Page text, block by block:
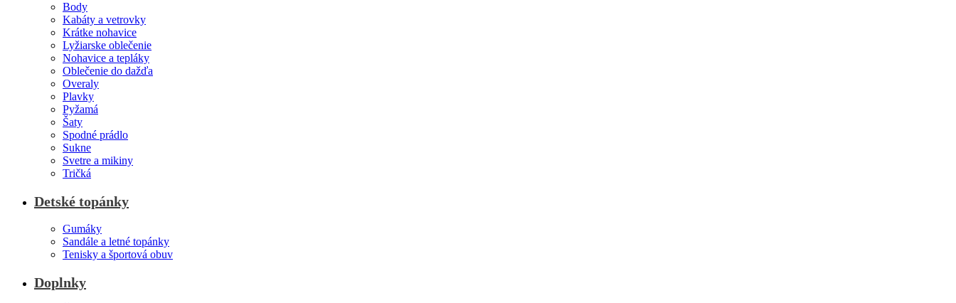
Body
Kabáty a vetrovky
Krátke nohavice
Lyžiarske oblečenie
Nohavice a tepláky
Oblečenie do dažďa
Overaly
Plavky
Pyžamá
Šaty
Spodné prádlo
Sukne
Svetre a mikiny
Tričká
Detské topánky
Gumáky
Sandále a letné topánky
Tenisky a športová obuv
Doplnky